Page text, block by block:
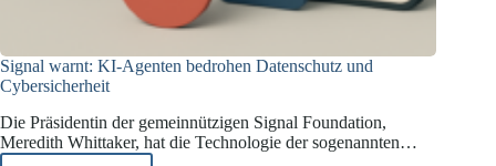
Signal warnt: KI-Agenten bedrohen Datenschutz und
Cybersicherheit
Die Präsidentin der gemeinnützigen Signal Foundation,
Meredith Whittaker, hat die Technologie der sogenannten…